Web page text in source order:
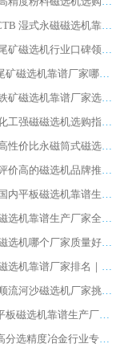
2026CTB 湿式永磁磁选机靠谱厂家实力排行榜 铁矿选矿设备采购全流程选购指南
2026 尾矿磁选机行业口碑领域强者，源头直供国内主流厂家华体会手机网页版-华体会(中国) 一站式服务
2026尾矿磁选机靠谱厂家哪家好 行业口碑领域强者华体会手机网页版-华体会(中国) 推荐
2026 铁矿磁选机靠谱厂家选购全攻略 行业标杆华体会手机网页版-华体会(中国) 设备性价比出众
2026 化工强磁磁选机选购指南 5 家行业口碑靠谱厂家领域强者推荐
2026 高性价比永磁筒式磁选机品牌盘点 行业强者口碑实测选购完整指南
2026 评价高的磁选机品牌推荐选购指南，永磁筒式磁选机设备领域强者全景行业口碑解析
2026 国内平板磁选机靠谱生产厂家推荐排名|行业口碑选购指南，领域强者按需选设备
2026 磁选机靠谱生产厂家全梳理 分场景选型行业头部品牌选购参考攻略
2026 磁选机哪个厂家质量好？十大靠谱磁电企业排名选购指南
2026 磁选机靠谱厂家排名｜华体会手机网页版-华体会(中国) 高性价比磁选机磁电品牌
2026 顺流河沙磁选机厂家挑选攻略 | 业内口碑龙头企业高性价比品牌推荐
2026平板磁选机靠谱生产厂家选购指南 行业口碑良好品牌推荐 磁电领域实力强者
2026高分选精度冶金行业专用磁选机生产厂家,干湿式磁选机源头供应商推荐